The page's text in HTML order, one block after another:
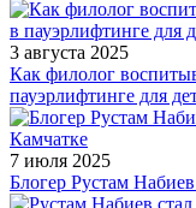
3 августа 2025
Как филолог
пауэрлифтинге для
7 июля 2025
Блогер Рустам